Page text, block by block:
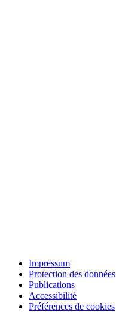
Impressum
Protection des données
Publications
Accessibilité
Préférences de cookies